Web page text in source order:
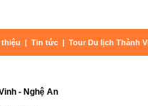
| Tin tức | Tour Du lịch Thành
- Nghệ An